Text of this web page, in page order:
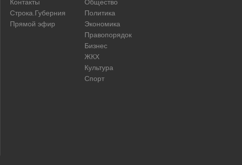
Контакты
Строка.Губерния
Прямой эфир
Общество
Политика
Экономика
Правопорядок
Бизнес
ЖКХ
Культура
Спорт